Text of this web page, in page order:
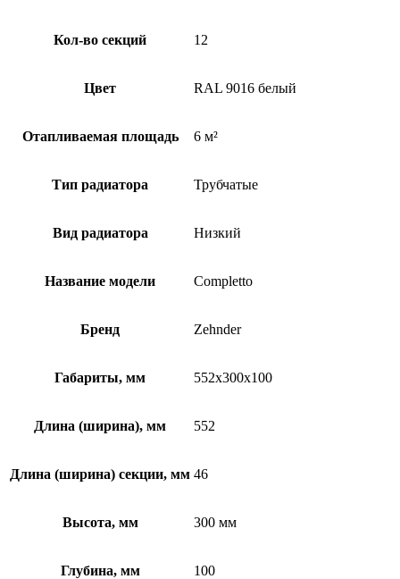
Кол-во секций 12
Цвет RAL 9016 белый
Отапливаемая площадь 6 м²
Тип радиатора Трубчатые
Вид радиатора Низкий
Название модели Completto
Бренд Zehnder
Габариты, мм 552x300x100
Длина (ширина), мм 552
Длина (ширина) секции, мм 46
Высота, мм 300 мм
Глубина, мм 100